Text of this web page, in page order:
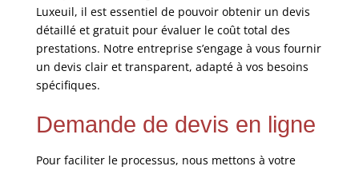
Luxeuil, il est essentiel de pouvoir obtenir un devis
détaillé et gratuit pour évaluer le coût total des
prestations. Notre entreprise s’engage à vous fournir
un devis clair et transparent, adapté à vos besoins
spécifiques.
Demande de devis en ligne
Pour faciliter le processus, nous mettons à votre